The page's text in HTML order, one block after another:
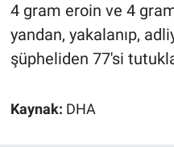
4 gram eroin ve 4
yandan, yakalanıp,
şüpheliden 77'si
Kaynak: DHA